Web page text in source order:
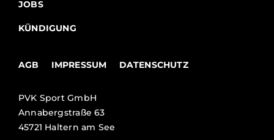
JOBS
KÜNDIGUNG
AGB IMPRESSUM DATENSCHUTZ
PVK Sport GmbH
Annabergstraße 63
45721 Haltern am See